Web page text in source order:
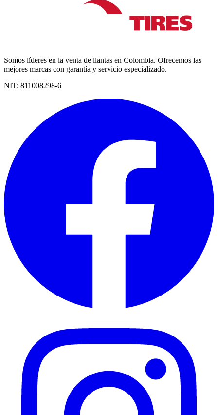
Somos líderes en la venta de llantas en Colombia. Ofrecemos las
mejores marcas con garantía y servicio especializado.
NIT: 811008298-6